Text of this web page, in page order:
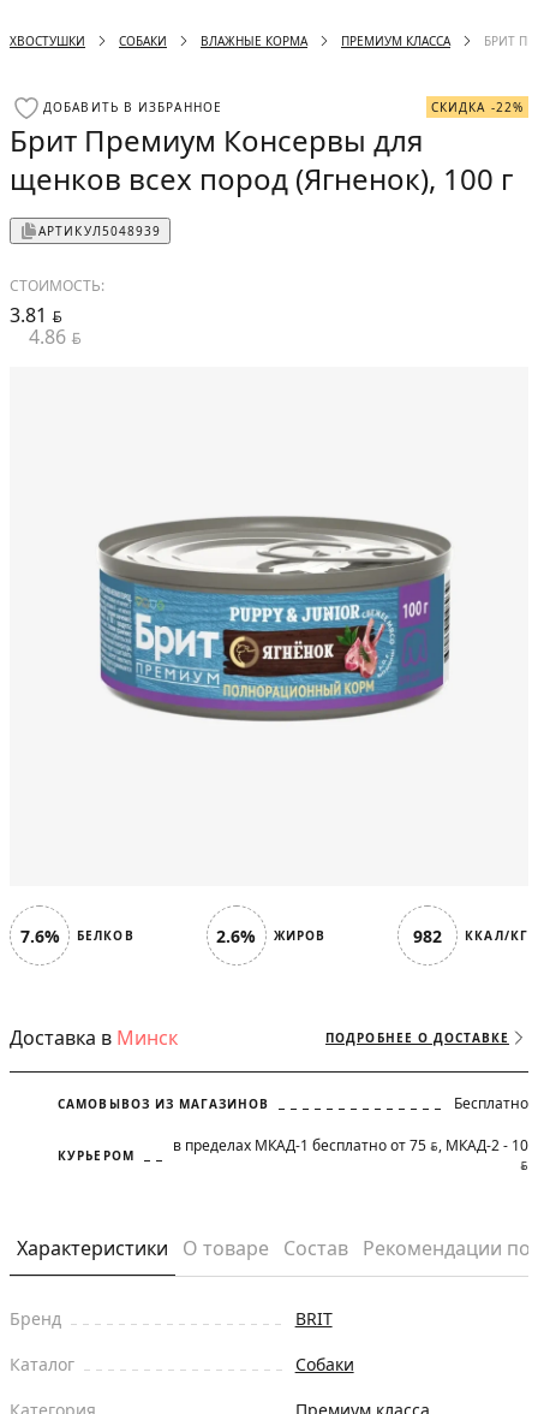
ХВОСТУШКИ СОБАКИ ВЛАЖНЫЕ КОРМА ПРЕМИУМ КЛАССА БРИТ
7.6% БЕЛКОВ 2.6% ЖИРОВ 982 ККАЛ/КГ
Доставка в Минск ПОДРОБНЕЕ О ДОСТАВКЕ
САМОВЫВОЗ ИЗ МАГАЗИНОВ Бесплатно
КУРЬЕРОМ в пределах МКАД-1 бесплатно от 75 BYN, МКАД-2 - 10
BYN
Характеристики О товаре Состав Рекомендации
Бренд
BRIT
Каталог
Собаки
ДОБАВИТЬ В ИЗБРАННОЕ СКИДКА -22%
Брит Премиум Консервы для
щенков всех пород (Ягненок), 100 г
АРТИКУЛ5048939
СТОИМОСТЬ:
3.81 BYN
4.86 BYN